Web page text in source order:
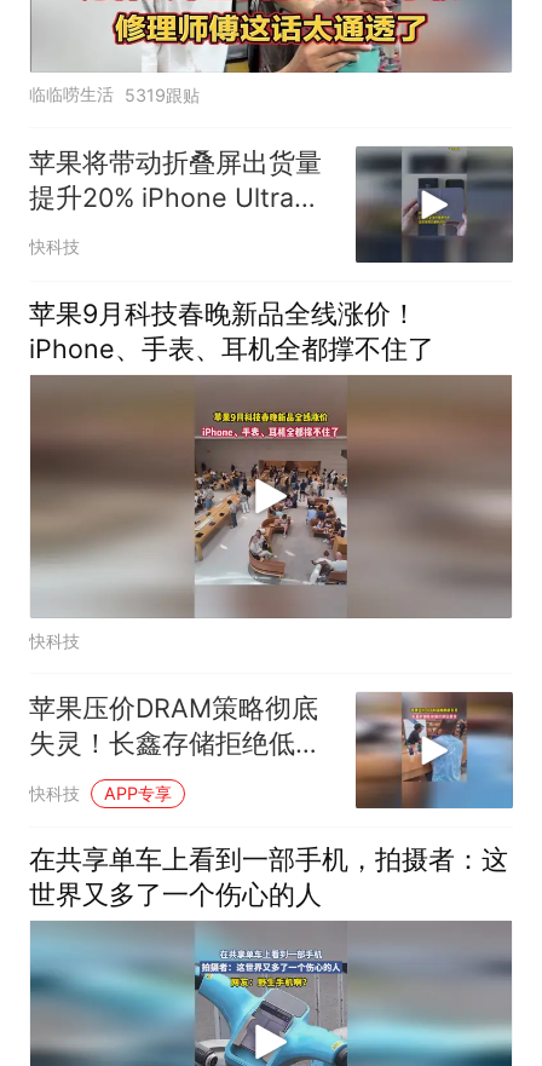
临临唠生活 5319跟贴
苹果将带动折叠屏出货量
提升20% iPhone Ultra备
货量达1000万台
快科技
苹果9月科技春晚新品全线涨价！
iPhone、手表、耳机全都撑不住了
快科技
苹果压价DRAM策略彻底
失灵！长鑫存储拒绝低价
供货要求
快科技 APP专享
在共享单车上看到一部手机，拍摄者：这
世界又多了一个伤心的人